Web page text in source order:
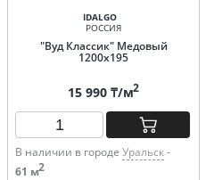
IDALGO
РОССИЯ
"Вуд Классик" Медовый
1200х195
15 990 ₸/м2
В наличии в городе Уральск-
61 м2